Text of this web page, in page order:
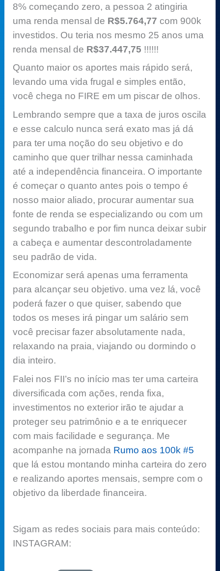
8% começando zero, a pessoa 2 atingiria
uma renda mensal de R$5.764,77 com 900k
investidos. Ou teria nos mesmo 25 anos uma
renda mensal de R$37.447,75 !!!!!!
Quanto maior os aportes mais rápido será,
levando uma vida frugal e simples então,
você chega no FIRE em um piscar de olhos.
Lembrando sempre que a taxa de juros oscila
e esse calculo nunca será exato mas já dá
para ter uma noção do seu objetivo e do
caminho que quer trilhar nessa caminhada
até a independência financeira. O importante
é começar o quanto antes pois o tempo é
nosso maior aliado, procurar aumentar sua
fonte de renda se especializando ou com um
segundo trabalho e por fim nunca deixar subir
a cabeça e aumentar descontroladamente
seu padrão de vida.
Economizar será apenas uma ferramenta
para alcançar seu objetivo. uma vez lá, você
poderá fazer o que quiser, sabendo que
todos os meses irá pingar um salário sem
você precisar fazer absolutamente nada,
relaxando na praia, viajando ou dormindo o
dia inteiro.
Falei nos FII’s no início mas ter uma carteira
diversificada com ações, renda fixa,
investimentos no exterior irão te ajudar a
proteger seu patrimônio e a te enriquecer
com mais facilidade e segurança. Me
acompanhe na jornada Rumo aos 100k #5
que lá estou montando minha carteira do zero
e realizando aportes mensais, sempre com o
objetivo da liberdade financeira.
Sigam as redes sociais para mais conteúdo:
INSTAGRAM: